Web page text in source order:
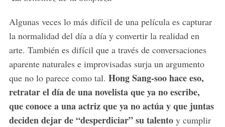
Algunas veces lo más difícil de una película es capturar
la normalidad del día a día y convertir la realidad en
arte. También es difícil que a través de conversaciones
aparente naturales e improvisadas surja un argumento
que no lo parece como tal. Hong Sang-soo hace eso,
retratar el día de una novelista que ya no escribe,
que conoce a una actriz que ya no actúa y que juntas
deciden dejar de “desperdiciar” su talento y cumplir